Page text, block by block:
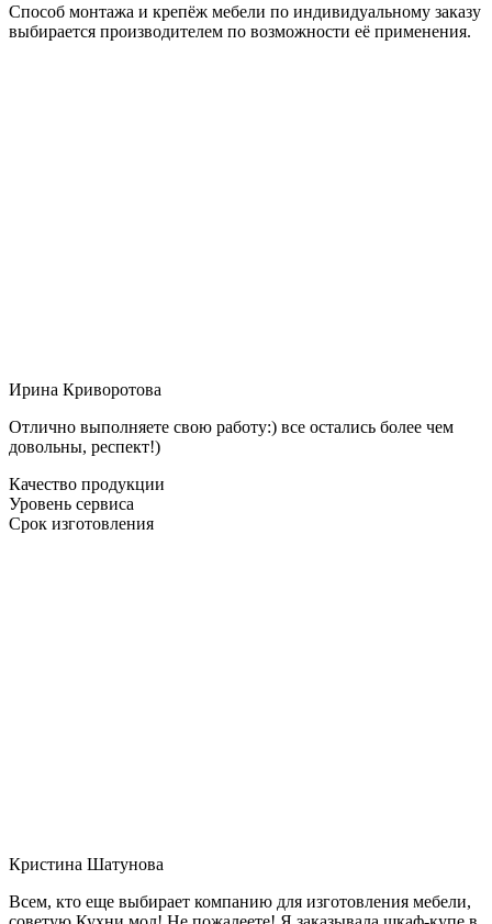
Способ монтажа и крепёж мебели по индивидуальному заказу
выбирается производителем по возможности её применения.
Ирина Криворотова
Отлично выполняете свою работу:) все остались более чем
довольны, респект!)
Качество продукции
Уровень сервиса
Срок изготовления
Кристина Шатунова
Всем, кто еще выбирает компанию для изготовления мебели,